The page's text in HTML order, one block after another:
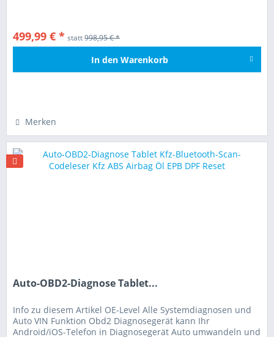
499,99 € * statt998,95 € *
In den Warenkorb
Merken
Auto-OBD2-Diagnose Tablet...
Info zu diesem Artikel OE-Level Alle Systemdiagnosen und
Auto VIN Funktion Obd2 Diagnosegerät kann Ihr
Android/iOS-Telefon in Diagnosegerät Auto umwandeln und